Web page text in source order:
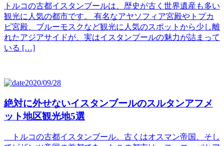
トルコの古都イスタンブールは、歴史が古く世界遺産も多い
観光に人気の都市です。 有名なアヤソフィア宮殿やトプカ
ピ宮殿、ブルーモスクなど観光に人気のスポットから少し離
れたアジアサイドが、実はイスタンブールの魅力が詰まって
いる […]
2020/09/28
絶対に外せないイスタンブールのスルタンアフメ
ット地区観光地5選
トルコの古都イスタンブール。古くはオスマン帝国、そし